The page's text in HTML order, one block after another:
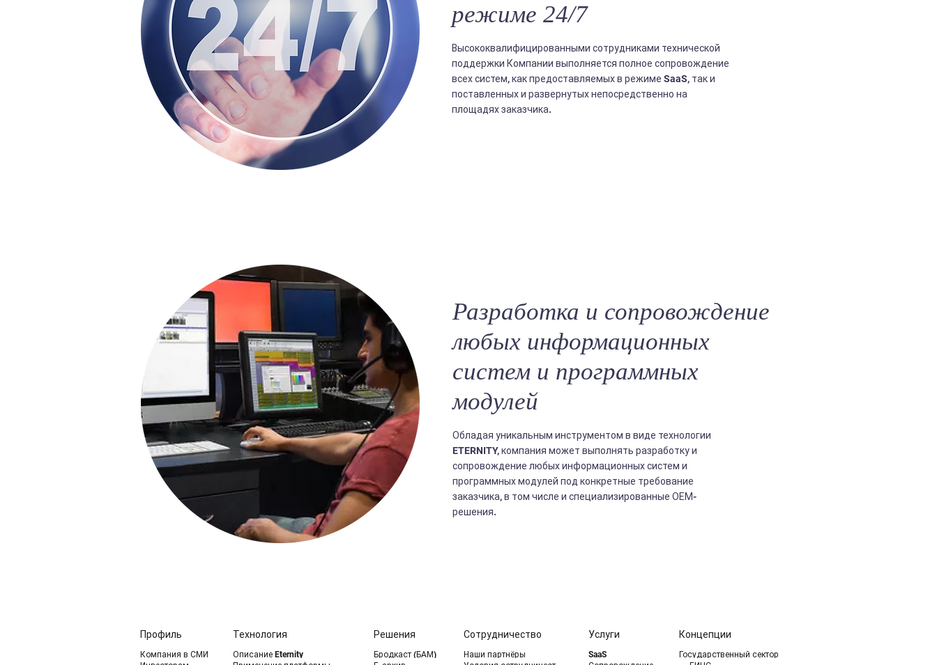
режиме 24/7
Высококвалифицированными сотрудниками технической
поддержки Компании выполняется полное сопровождение
всех систем, как предоставляемых в режиме SaaS, так и
поставленных и развернутых непосредственно на
площадях заказчика.
Разработка и сопровождение
любых информационных
систем и программных
модулей
Обладая уникальным инструментом в виде технологии
ETERNITY, компания может выполнять разработку и
сопровождение любых информационных систем и
программных модулей под конкретные требование
заказчика, в том числе и специализированные ОЕМ-
решения.
Профиль
Компания в СМИ
Технология
Описание Eternity
Решения
Бродкаст (БАМ)
Сотрудничество
Наши партнёры
Услуги
SaaS
Концепции
Государственный сектор